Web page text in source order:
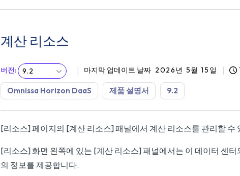
계산 리소스
버전: 9.2 마지막 업데이트 날짜 2026년 5월 15일
Omnissa Horizon DaaS 제품 설명서 9.2
[리소스] 페이지의 [계산 리소스] 패널에서 계산 리소스를 관리할 수
[리소스] 화면 왼쪽에 있는 [계산 리소스] 패널에서는 이 데이터 센터
의 정보를 제공합니다.